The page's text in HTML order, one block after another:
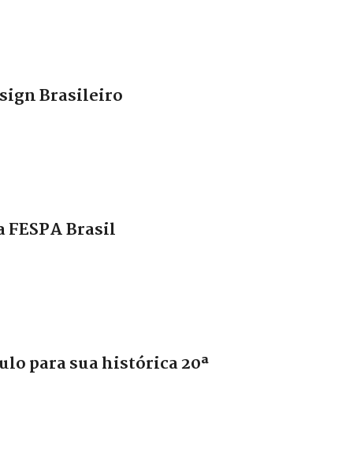
Brasileiro
Brasil
para sua histórica 20ª